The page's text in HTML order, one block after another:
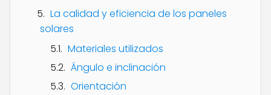
La calidad y eficiencia de los paneles
solares
Materiales utilizados
Ángulo e inclinación
Orientación